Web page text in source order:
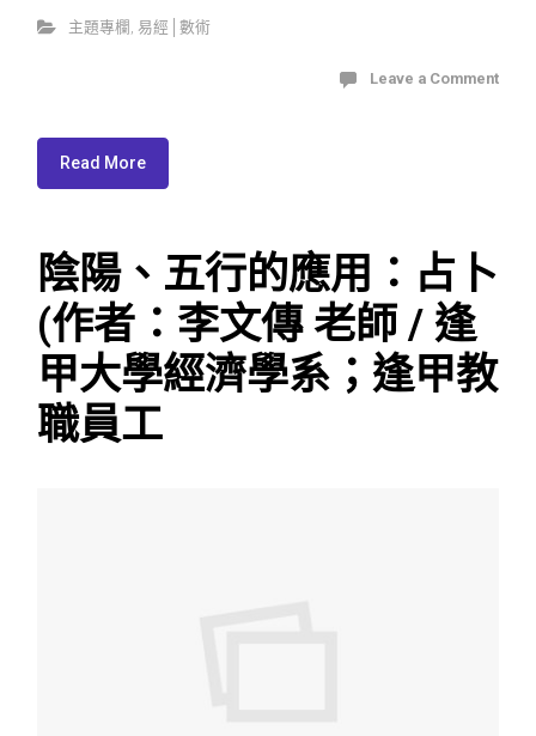
主題專欄 易經│數術
Leave a Comment
Read More
陰陽、五行的應用：占卜
(作者：李文傳 老師 / 逢
甲大學經濟學系；逢甲教
職員工